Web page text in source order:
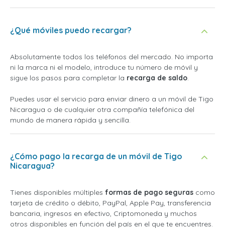
¿Qué móviles puedo recargar?
Absolutamente todos los teléfonos del mercado. No importa
ni la marca ni el modelo, introduce tu número de móvil y
sigue los pasos para completar la recarga de saldo.
Puedes usar el servicio para enviar dinero a un móvil de Tigo
Nicaragua o de cualquier otra compañía telefónica del
mundo de manera rápida y sencilla.
¿Cómo pago la recarga de un móvil de Tigo
Nicaragua?
Tienes disponibles múltiples formas de pago seguras como
tarjeta de crédito o débito, PayPal, Apple Pay, transferencia
bancaria, ingresos en efectivo, Criptomoneda y muchos
otros disponibles en función del país en el que te encuentres.